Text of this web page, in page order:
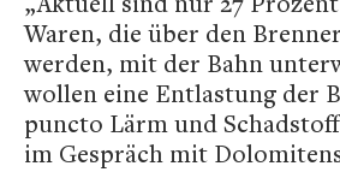
Waren, die über den
werden, mit der Bahn
wollen eine Entlastung der
puncto Lärm und
im Gespräch mit